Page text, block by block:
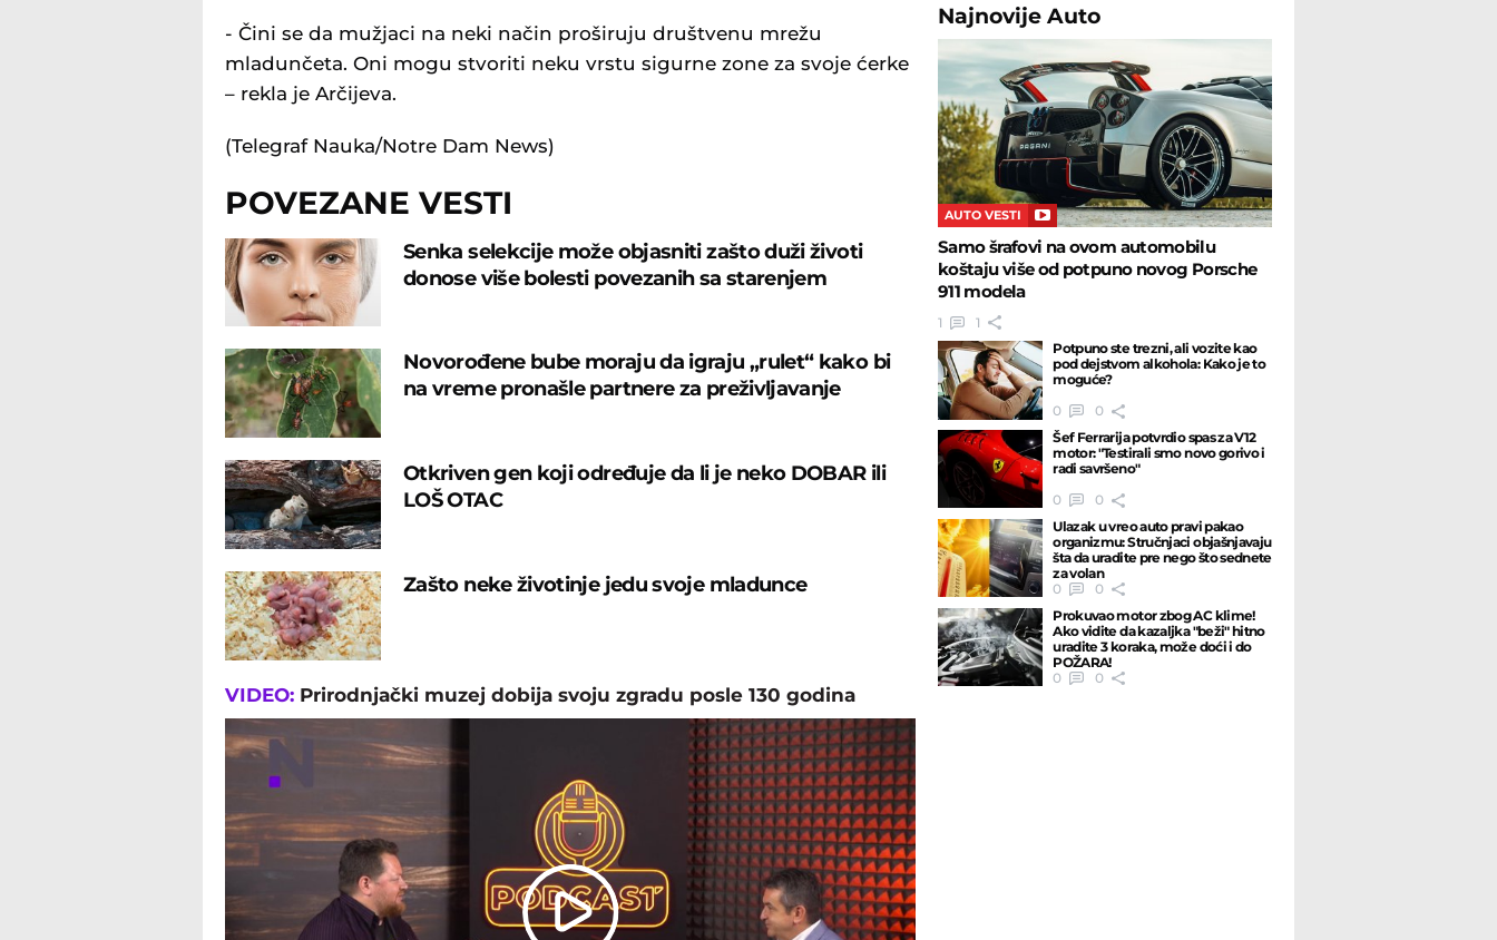
- Čini se da mužjaci na neki način proširuju društvenu mrežu
mladunčeta. Oni mogu stvoriti neku vrstu sigurne zone za svoje ćerke
– rekla je Arčijeva.
(Telegraf Nauka/Notre Dam News)
POVEZANE VESTI
Senka selekcije može objasniti zašto duži životi
donose više bolesti povezanih sa starenjem
Novorođene bube moraju da igraju „rulet“ kako bi
na vreme pronašle partnere za preživljavanje
Otkriven gen koji određuje da li je neko DOBAR ili
LOŠ OTAC
Zašto neke životinje jedu svoje mladunce
VIDEO: Prirodnjački muzej dobija svoju zgradu posle 130 godina
NajnovijeAuto
AUTO VESTI
Samo šrafovi na ovom automobilu
koštaju više od potpuno novog Porsche
911 modela
1
1
Potpuno ste trezni, ali vozite kao
pod dejstvom alkohola: Kako je to
moguće?
0
0
Šef Ferrarija potvrdio spas za V12
motor: "Testirali smo novo gorivo i
radi savršeno"
0
0
Ulazak u vreo auto pravi pakao
organizmu: Stručnjaci objašnjavaju
šta da uradite pre nego što sednete
za volan
0
0
Prokuvao motor zbog AC klime!
Ako vidite da kazaljka "beži" hitno
uradite 3 koraka, može doći i do
POŽARA!
0
0